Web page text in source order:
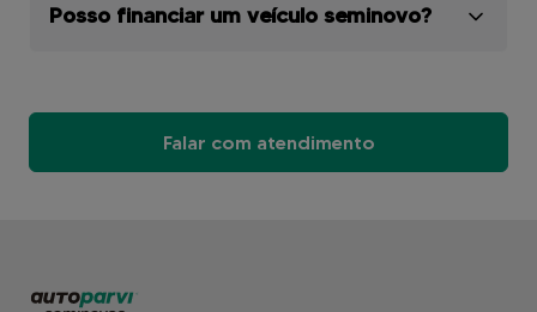
Posso financiar um veículo seminovo?
Falar com atendimento